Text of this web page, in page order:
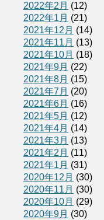
2022年2月 (12)
2022年1月 (21)
2021年12月 (14)
2021年11月 (13)
2021年10月 (18)
2021年9月 (22)
2021年8月 (15)
2021年7月 (20)
2021年6月 (16)
2021年5月 (12)
2021年4月 (14)
2021年3月 (13)
2021年2月 (11)
2021年1月 (31)
2020年12月 (30)
2020年11月 (30)
2020年10月 (29)
2020年9月 (30)